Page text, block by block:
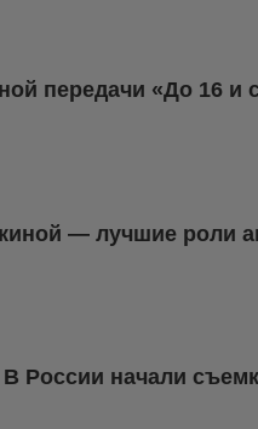
передачи «До 16 и
— лучшие роли
России начали